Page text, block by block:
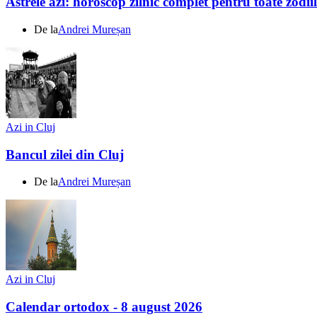
De laAndrei Mureșan
Azi in Cluj
Bancul zilei din Cluj
De laAndrei Mureșan
Azi in Cluj
Calendar ortodox - 8 august 2026